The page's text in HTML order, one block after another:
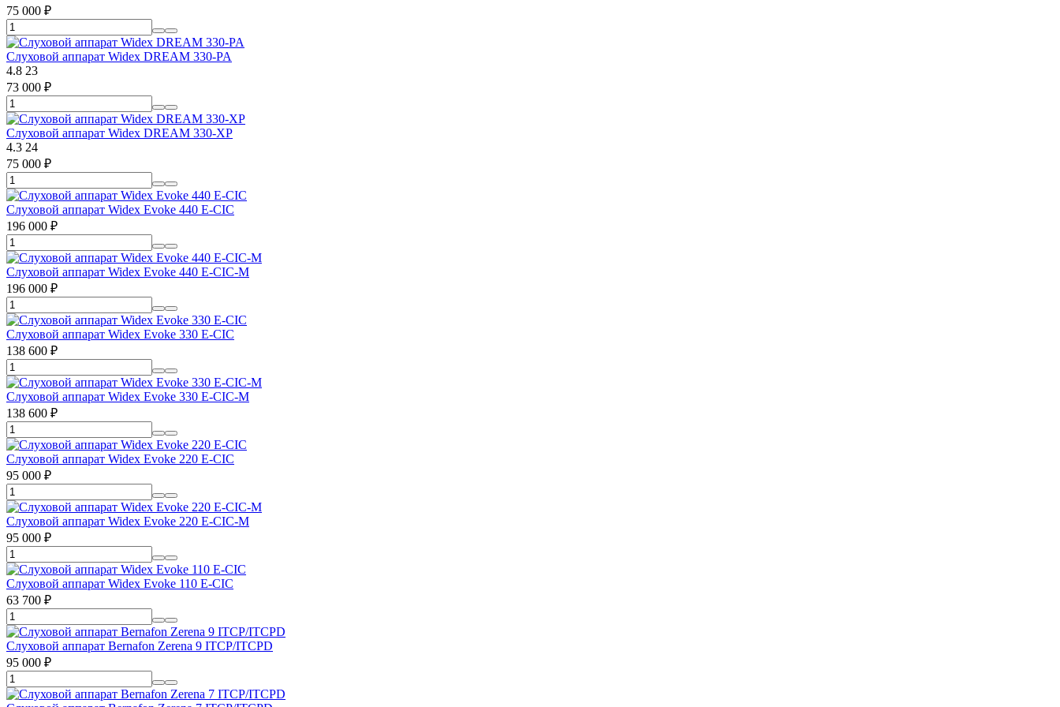
75 000 ₽
Слуховой аппарат Widex DREAM 330-PA
4.8 23
73 000 ₽
Слуховой аппарат Widex DREAM 330-XP
4.3 24
75 000 ₽
Слуховой аппарат Widex Evoke 440 E-CIC
196 000 ₽
Слуховой аппарат Widex Evoke 440 E-CIC-M
196 000 ₽
Слуховой аппарат Widex Evoke 330 E-CIC
138 600 ₽
Слуховой аппарат Widex Evoke 330 E-CIC-M
138 600 ₽
Слуховой аппарат Widex Evoke 220 E-CIC
95 000 ₽
Слуховой аппарат Widex Evoke 220 E-CIC-M
95 000 ₽
Слуховой аппарат Widex Evoke 110 E-CIC
63 700 ₽
Слуховой аппарат Bernafon Zerena 9 ITCP/ITCPD
95 000 ₽